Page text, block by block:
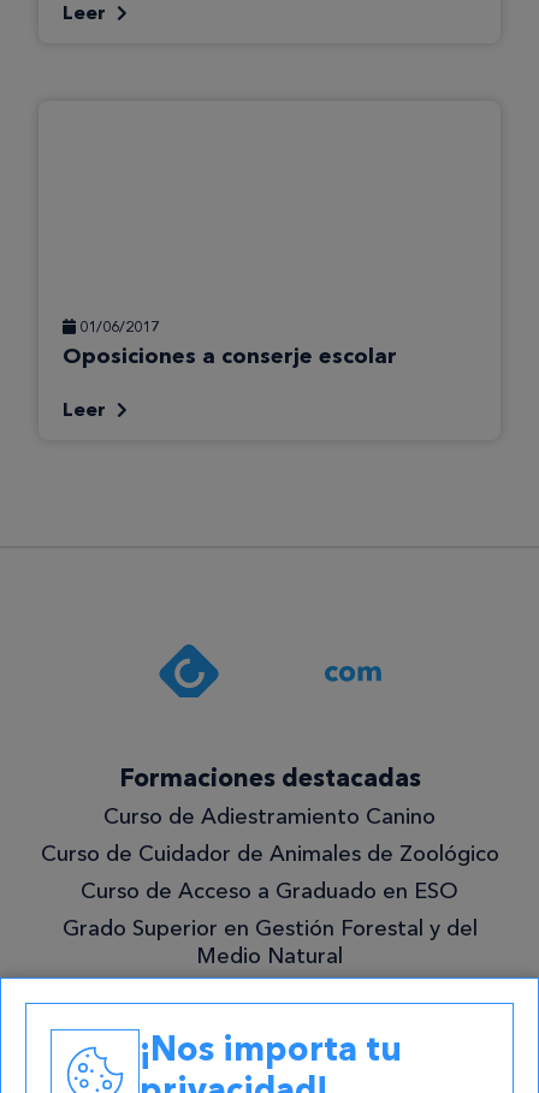
Leer
01/06/2017
Oposiciones a conserje escolar
Leer
Formaciones destacadas
Curso de Adiestramiento Canino
Curso de Cuidador de Animales de Zoológico
Curso de Acceso a Graduado en ESO
Grado Superior en Gestión Forestal y del
Medio Natural
Contacto
¡Nos importa tu